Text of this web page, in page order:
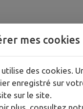
écoles
mes cookies
des cookies.
enregistré sur
sur le site.